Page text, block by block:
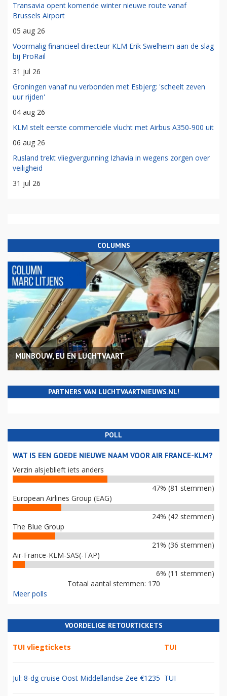
Transavia opent komende winter nieuwe route vanaf
Brussels Airport
05 aug 26
Voormalig financieel directeur KLM Erik Swelheim aan de slag
bij ProRail
31 jul 26
Groningen vanaf nu verbonden met Esbjerg: 'scheelt zeven
uur rijden'
04 aug 26
KLM stelt eerste commerciële vlucht met Airbus A350-900 uit
06 aug 26
Rusland trekt vliegvergunning Izhavia in wegens zorgen over
veiligheid
31 jul 26
COLUMNS
MIJNBOUW, EU EN LUCHTVAART
PARTNERS VAN LUCHTVAARTNIEUWS.NL!
POLL
WAT IS EEN GOEDE NIEUWE NAAM VOOR AIR FRANCE-KLM?
Verzin alsjeblieft iets anders
47% (81 stemmen)
European Airlines Group (EAG)
24% (42 stemmen)
The Blue Group
21% (36 stemmen)
Air-France-KLM-SAS(-TAP)
6% (11 stemmen)
Totaal aantal stemmen: 170
Meer polls
VOORDELIGE RETOURTICKETS
TUI vliegtickets TUI
Jul: 8-dg cruise Oost Middellandse Zee €1235 TUI